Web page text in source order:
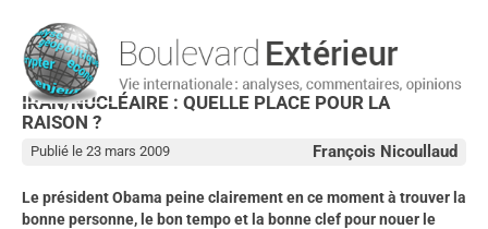
IRAN/NUCLÉAIRE : QUELLE PLACE POUR LA
RAISON ?
François Nicoullaud
Publié le 23 mars 2009
Le président Obama peine clairement en ce moment à trouver la
bonne personne, le bon tempo et la bonne clef pour nouer le